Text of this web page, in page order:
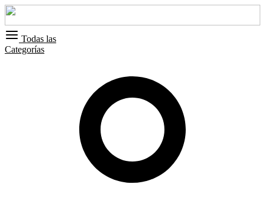
Todas las
Categorías